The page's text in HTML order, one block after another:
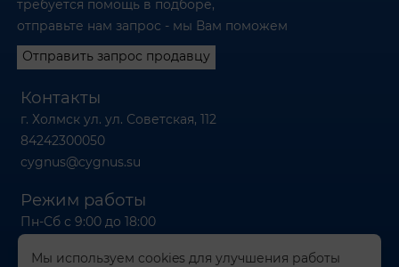
требуется помощь в подборе,
отправьте нам запрос - мы Вам поможем
Отправить запрос продавцу
Контакты
г. Холмск ул. ул. Советская, 112
84242300050
cygnus@cygnus.su
Режим работы
Пн-Сб с 9:00 до 18:00
Мы используем cookies для улучшения работы